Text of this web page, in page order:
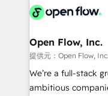
include five
HubSpot Awards,
industrial/
distribution,
finserv/fintech, IT
& logistics, energy/
media, healthcare
Open Flow, Inc.
提供元：Open Flow, Inc.
We’re a full-stack
ambitious companies